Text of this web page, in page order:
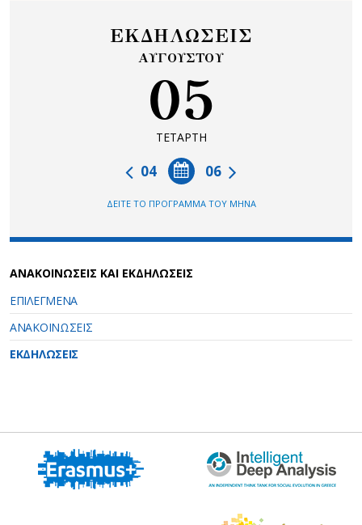
ΕΚΔΗΛΩΣΕΙΣ
ΑΥΓΟΥΣΤΟΥ
05
ΤΕΤΑΡΤΗ
06
04
ΔΕΙΤΕ ΤΟ ΠΡΟΓΡΑΜΜΑ ΤΟΥ ΜΗΝΑ
ΑΝΑΚΟΙΝΩΣΕΙΣ ΚΑΙ ΕΚΔΗΛΩΣΕΙΣ
ΕΠΙΛΕΓΜΕΝΑ
ΑΝΑΚΟΙΝΩΣΕΙΣ
ΕΚΔΗΛΩΣΕΙΣ